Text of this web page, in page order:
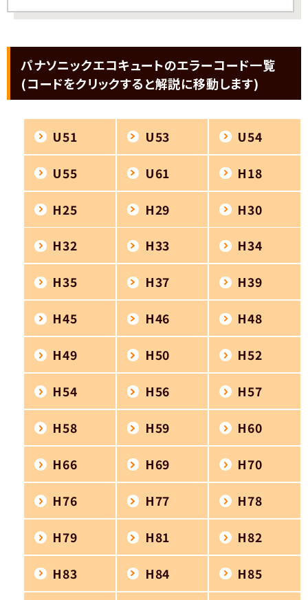
パナソニックエコキュートのエラーコード一覧
(コードをクリックすると解説に移動します)
U51 U53 U54
U55 U61 H18
H25 H29 H30
H32 H33 H34
H35 H37 H39
H45 H46 H48
H49 H50 H52
H54 H56 H57
H58 H59 H60
H66 H69 H70
H76 H77 H78
H79 H81 H82
H83 H84 H85